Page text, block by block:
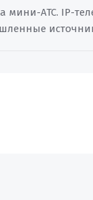
мини-АТС. IP-